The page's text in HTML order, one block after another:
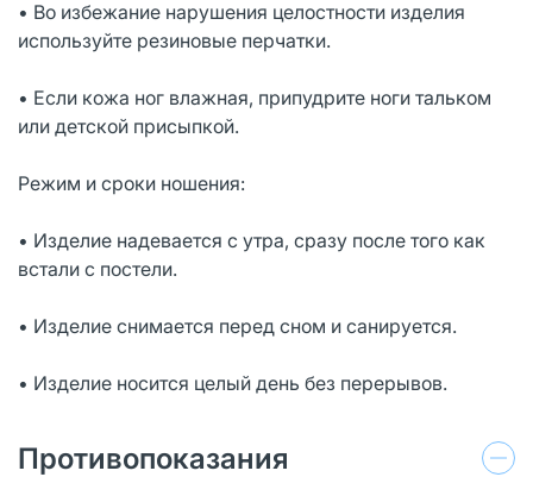
• Во избежание нарушения целостности изделия
используйте резиновые перчатки.
• Если кожа ног влажная, припудрите ноги тальком
или детской присыпкой.
Режим и сроки ношения:
• Изделие надевается с утра, сразу после того как
встали с постели.
• Изделие снимается перед сном и санируется.
• Изделие носится целый день без перерывов.
Противопоказания